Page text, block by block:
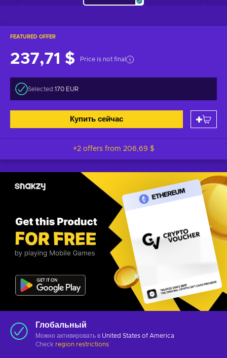
FEATURED OFFER
237,71 $ Price is not final
Selected:170 EUR
Купить сейчас
+2 offers from 206,69 $
Глобальный
Можно активировать в United States of America
Check region restrictions